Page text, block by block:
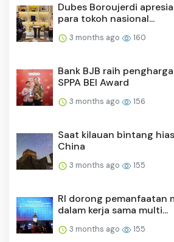
Dubes Boroujerdi
para tokoh nasional...
3 months ago 160
Bank BJB raih
SPPA BEI Award
3 months ago 156
Saat kilauan bintang
China
3 months ago 155
RI dorong pemanfaatan
dalam kerja sama multi...
3 months ago 155